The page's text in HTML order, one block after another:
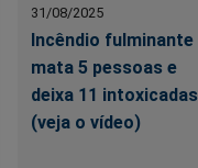
31/08/2025
Incêndio fulminante
mata 5 pessoas e
deixa 11 intoxicadas
(veja o vídeo)